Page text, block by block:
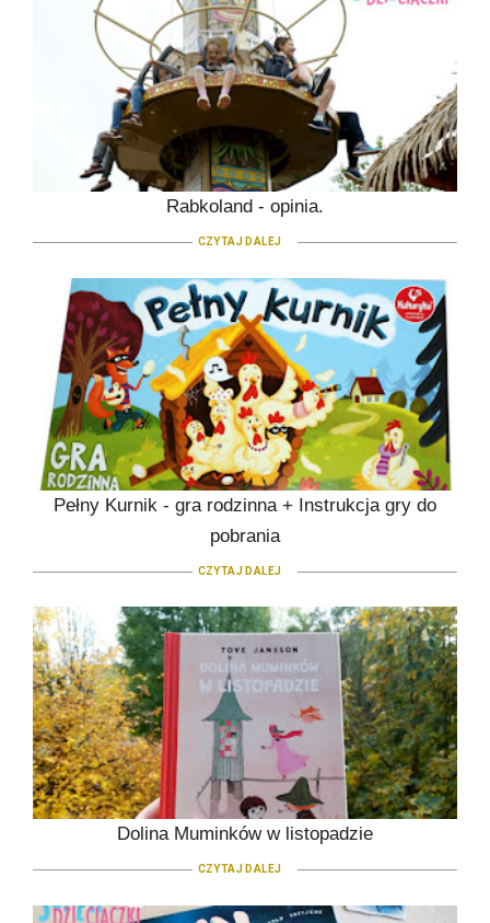
Rabkoland - opinia.
CZYTAJ DALEJ
Pełny Kurnik - gra rodzinna + Instrukcja gry do
pobrania
CZYTAJ DALEJ
Dolina Muminków w listopadzie
CZYTAJ DALEJ